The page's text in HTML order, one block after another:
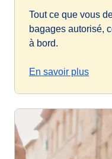
Tout ce que vous
bagages autorisé,
à bord.
En savoir plus